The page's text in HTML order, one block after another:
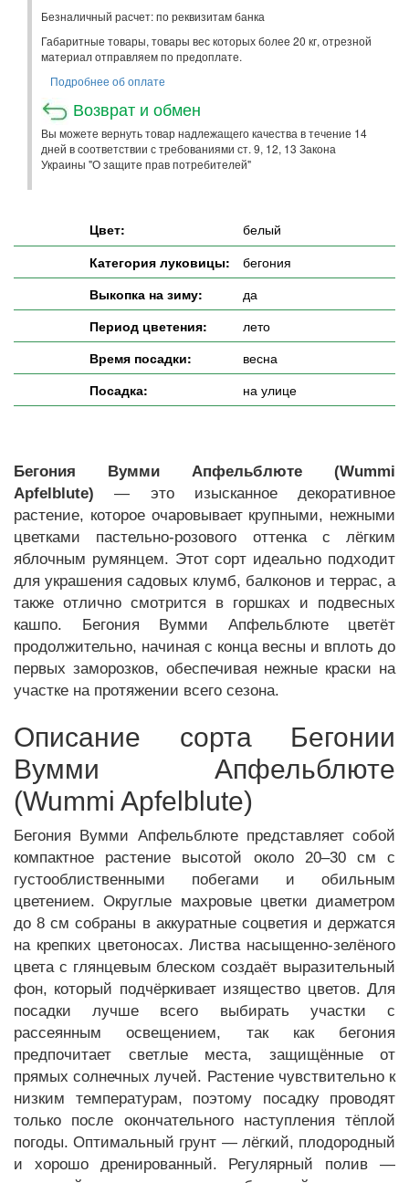
Безналичный расчет: по реквизитам банка
Габаритные товары, товары вес которых более 20 кг, отрезной
материал отправляем по предоплате.
Подробнее об оплате
Возврат и обмен
Вы можете вернуть товар надлежащего качества в течение 14
дней в соответствии с требованиями ст. 9, 12, 13 Закона
Украины "О защите прав потребителей"
Цвет:
белый
Категория луковицы:
бегония
Выкопка на зиму:
да
Период цветения:
лето
Время посадки:
весна
Посадка:
на улице
Бегония Вумми Апфельблюте (Wummi
Apfelblute)— это изысканное декоративное
растение, которое очаровывает крупными, нежными
цветками пастельно-розового оттенка с лёгким
яблочным румянцем. Этот сорт идеально подходит
для украшения садовых клумб, балконов и террас, а
также отлично смотрится в горшках и подвесных
кашпо. Бегония Вумми Апфельблюте цветёт
продолжительно, начиная с конца весны и вплоть до
первых заморозков, обеспечивая нежные краски на
участке на протяжении всего сезона.
Описание сорта Бегонии
Вумми Апфельблюте
(Wummi Apfelblute)
Бегония Вумми Апфельблюте представляет собой
компактное растение высотой около 20–30 см с
густооблиственными побегами и обильным
цветением. Округлые махровые цветки диаметром
до 8 см собраны в аккуратные соцветия и держатся
на крепких цветоносах. Листва насыщенно-зелёного
цвета с глянцевым блеском создаёт выразительный
фон, который подчёркивает изящество цветов. Для
посадки лучше всего выбирать участки с
рассеянным освещением, так как бегония
предпочитает светлые места, защищённые от
прямых солнечных лучей. Растение чувствительно к
низким температурам, поэтому посадку проводят
только после окончательного наступления тёплой
погоды. Оптимальный грунт — лёгкий, плодородный
и хорошо дренированный. Регулярный полив —